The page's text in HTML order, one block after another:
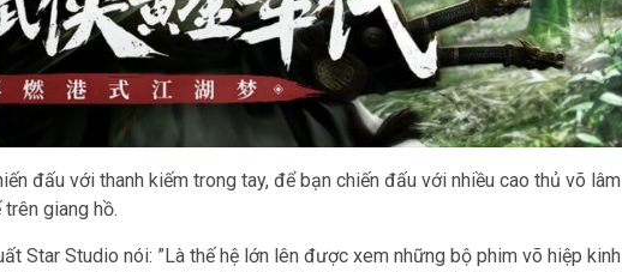
đấu với thanh kiếm trong tay, để bạn chiến đấu với nhiều cao thủ võ lâm
giang hồ.
Star Studio nói: ”Là thế hệ lớn lên được xem những bộ phim võ hiệp kinh